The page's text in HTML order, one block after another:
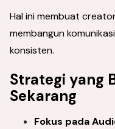
Hal ini membuat
membangun
konsisten.
Strategi yang
Sekarang
Fokus pada